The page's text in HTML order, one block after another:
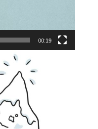
00:19